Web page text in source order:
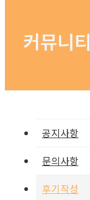
커뮤니티
공지사항
문의사항
후기작성